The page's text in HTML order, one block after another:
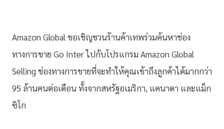
Amazon Global ขอเชิญชวนร้านค้าเทพร่วมค้นหาช่อง
ทางการขาย Go Inter ไปกับโปรแกรม Amazon Global
Selling ช่องทางการขายที่จะทำให้คุณเข้าถึงลูกค้าได้มากกว่า
95 ล้านคนต่อเดือน ทั้งจากสหรัฐอเมริกา, แคนาดา และแม็ก
ซิโก